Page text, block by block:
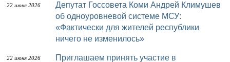
22 июня 2026
Депутат Госсовета Коми Андрей Климушев
об одноуровневой системе МСУ:
«Фактически для жителей республики
ничего не изменилось»
22 июня 2026
Приглашаем принять участие в